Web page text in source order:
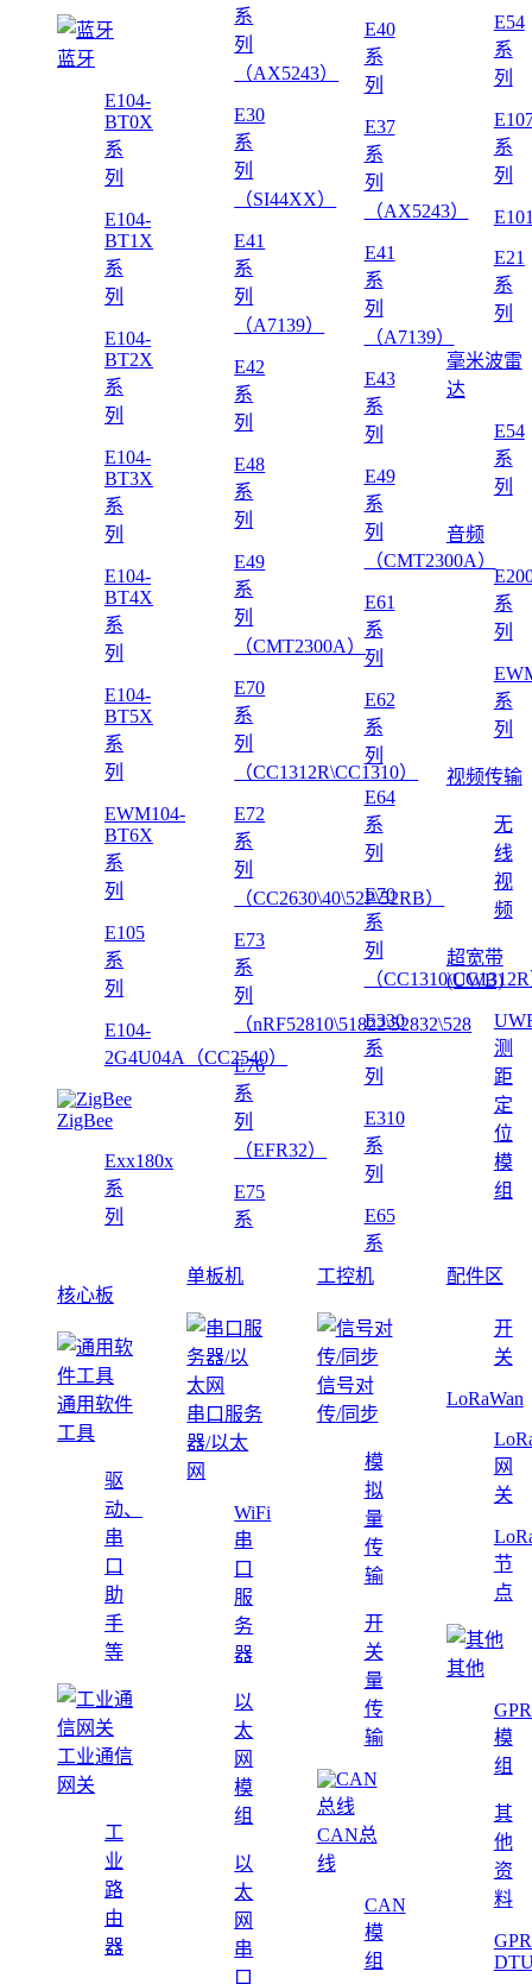
蓝牙
E104-
BT0X
系
列
E104-
BT1X
系
列
E104-
BT2X
系
列
E104-
BT3X
系
列
E104-
BT4X
系
列
E104-
BT5X
系
列
EWM104-
BT6X
系
列
E105
系
列
E104-
2G4U04A（CC2540）
ZigBee
Exx180x
系
列
系
列
（AX5243）
E30
系
列
（SI44XX）
E41
系
列
（A7139）
E42
系
列
E48
系
列
E49
系
列
（CMT2300A）
E70
系
列
（CC1312R\CC1310）
E72
系
列
（CC2630\40\52P\52RB）
E73
系
列
（nRF52810\51822\52832\528
E76
系
列
（EFR32）
E75
系
E40
系
列
E37
系
列
（AX5243）
E41
系
列
（A7139）
E43
系
列
E49
系
列
（CMT2300A）
E61
系
列
E62
系
列
E64
系
列
E70
系
列
（
E330
系
列
E310
系
列
E65
系
E54
系
列
系
列
E21
系
列
毫米波雷
达
E54
系
列
音频
系
列
系
列
视频传输
无
线
视
频
超宽带
(UWB)
测
距
定
位
模
组
核心板
单板机 工控机 配件区
通用软件
工具
驱
动、
串
口
助
手
等
工业通信
网关
工
业
路
由
器
串口服务
器/以太
网
WiFi
串
口
服
务
器
以
太
网
模
组
以
太
网
串
口
信号对
传/同步
模
拟
量
传
输
开
关
量
传
输
CAN总
线
CAN
模
组
开
关
LoRaWan
网
关
节
点
其他
模
组
其
他
资
料